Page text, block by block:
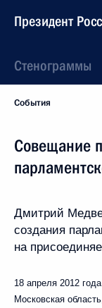
Президент
Стенограммы
События
Совещание
Дмитрий
создания
на
18 апреля 2012 года
Московская